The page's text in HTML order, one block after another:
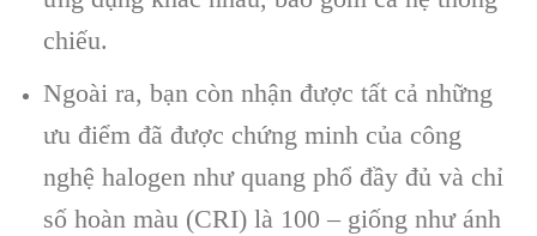
chiếu.
Ngoài ra, bạn còn nhận được tất cả những
ưu điểm đã được chứng minh của công
nghệ halogen như quang phổ đầy đủ và chỉ
số hoàn màu (CRI) là 100 – giống như ánh